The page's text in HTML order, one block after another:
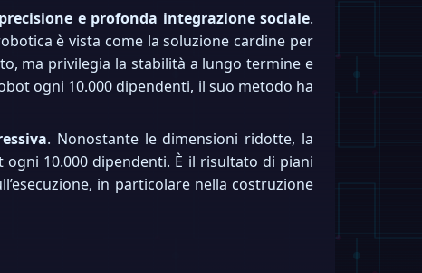
e profonda integrazione sociale.
è vista come la soluzione cardine per
ma privilegia la stabilità a lungo termine e
ogni 10.000 dipendenti, il suo metodo ha
. Nonostante le dimensioni ridotte, la
10.000 dipendenti. È il risultato di piani
in particolare nella costruzione